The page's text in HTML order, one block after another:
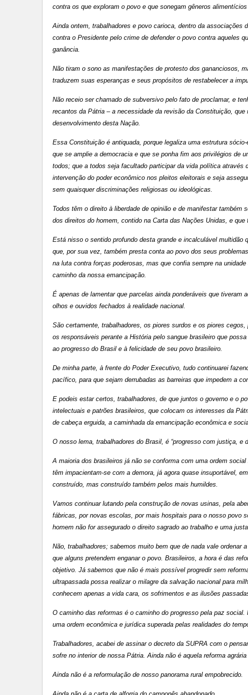
contra os que exploram o povo e que sonegam gêneros
Ainda ontem, trabalhadores e povo carioca, dentro da
contra o Presidente pelo crime de defender o povo contra aqueles
ganância.
Não tiram o sono as manifestações de protesto dos gananciosos,
traduzem suas esperanças e seus propósitos de restabelecer a
Não receio ser chamado de subversivo pelo fato de proclamar, e
recantos da Pátria – a necessidade da revisão da Constituição,
desenvolvimento desta Nação.
Essa Constituição é antiquada, porque legaliza uma estrutura
que se amplie a democracia e que se ponha fim aos privilégios de
todos; que a todos seja facultado participar da vida política
intervenção do poder econômico nos pleitos eleitorais e seja
sem quaisquer discriminações religiosas ou ideológicas.
Todos têm o direito à liberdade de opinião e de manifestar
dos direitos do homem, contido na Carta das Nações Unidas, e
Está nisso o sentido profundo desta grande e incalculável
que, por sua vez, também presta conta ao povo dos seus
na luta contra forças poderosas, mas que confia sempre na
caminho da nossa emancipação.
É apenas de lamentar que parcelas ainda ponderáveis que
olhos e ouvidos fechados à realidade nacional.
São certamente, trabalhadores, os piores surdos e os piores
os responsáveis perante a História pelo sangue brasileiro que
ao progresso do Brasil e à felicidade de seu povo brasileiro.
De minha parte, à frente do Poder Executivo, tudo continuarei
pacífico, para que sejam derrubadas as barreiras que impedem a
E podeis estar certos, trabalhadores, de que juntos o governo e o
intelectuais e patrões brasileiros, que colocam os interesses da
de cabeça erguida, a caminhada da emancipação econômica e
O nosso lema, trabalhadores do Brasil, é “progresso com justiça, e
A maioria dos brasileiros já não se conforma com uma ordem
têm impacientam-se com a demora, já agora quase insuportável,
construído, mas construído também pelos mais humildes.
Vamos continuar lutando pela construção de novas usinas, pela
fábricas, por novas escolas, por mais hospitais para o nosso povo
homem não for assegurado o direito sagrado ao trabalho e uma
Não, trabalhadores; sabemos muito bem que de nada vale ordenar
que alguns pretendem enganar o povo. Brasileiros, a hora é das
objetivo. Já sabemos que não é mais possível progredir sem
ultrapassada possa realizar o milagre da salvação nacional para
conhecem apenas a vida cara, os sofrimentos e as ilusões
O caminho das reformas é o caminho do progresso pela paz
uma ordem econômica e jurídica superada pelas realidades do
Trabalhadores, acabei de assinar o decreto da SUPRA com o
sofre no interior de nossa Pátria. Ainda não é aquela reforma
Ainda não é a reformulação de nosso panorama rural empobrecido.